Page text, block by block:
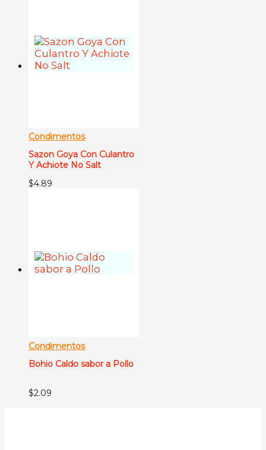
Condimentos
Sazon Goya Con Culantro
Y Achiote No Salt
$4.89
Condimentos
Bohio Caldo sabor a Pollo
$2.09